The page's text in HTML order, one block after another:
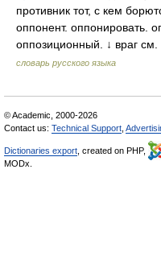
противник тот, с кем
оппонент. оппонировать.
оппозиционный. ↓ враг
словарь русского языка
© Academic, 2000-2026
Contact us: Technical Support
Dictionaries export , created on PHP,
MODx.